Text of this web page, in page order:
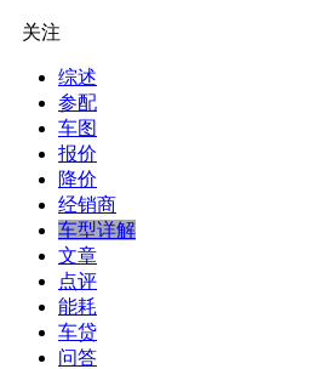
关注
综述
参配
车图
报价
降价
经销商
车型详解
文章
点评
能耗
车贷
问答